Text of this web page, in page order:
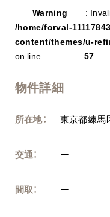
Warning
:
/home/forval-
content/themes/u-
on line
57
物件詳細
所在地： 東京都練馬
交通： ー
間取： ー